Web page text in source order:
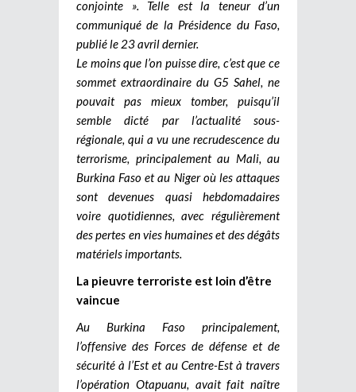
conjointe ». Telle est la teneur d’un
communiqué de la Présidence du Faso,
publié le 23 avril dernier.
Le moins que l’on puisse dire, c’est que ce
sommet extraordinaire du G5 Sahel, ne
pouvait pas mieux tomber, puisqu’il
semble dicté par l’actualité sous-
régionale, qui a vu une recrudescence du
terrorisme, principalement au Mali, au
Burkina Faso et au Niger où les attaques
sont devenues quasi hebdomadaires
voire quotidiennes, avec régulièrement
des pertes en vies humaines et des dégâts
matériels importants.
La pieuvre terroriste est loin d’être
vaincue
Au Burkina Faso principalement,
l’offensive des Forces de défense et de
sécurité à l’Est et au Centre-Est à travers
l’opération Otapuanu, avait fait naître